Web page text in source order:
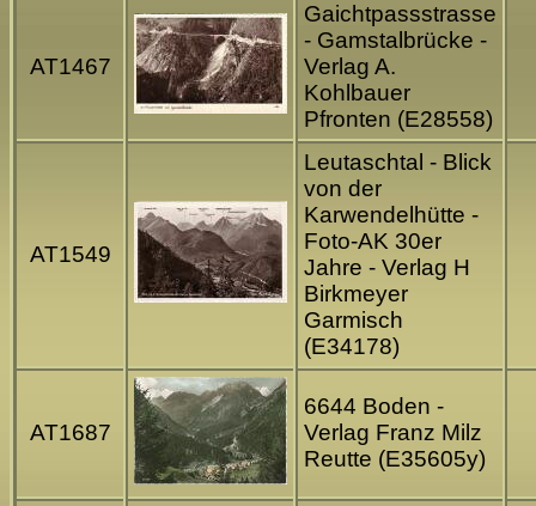
AT1467
Gaichtpassstrasse
- Gamstalbrücke -
Verlag A.
Kohlbauer
Pfronten (E28558)
AT1549
Leutaschtal - Blick
von der
Karwendelhütte -
Foto-AK 30er
Jahre - Verlag H
Birkmeyer
Garmisch
(E34178)
AT1687
6644 Boden -
Verlag Franz Milz
Reutte (E35605y)